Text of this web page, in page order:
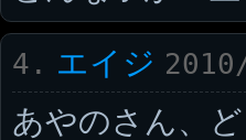
4. エイジ
あやのさん、ど